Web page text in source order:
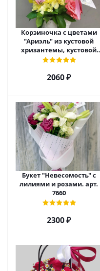
Корзиночка с цветами
"Ариэль" из кустовой
хризантемы, кустовой
розы и альстромерии арт.
2060 ₽
Букет "Невесомость" с
лилиями и розами. арт.
7660
2300 ₽